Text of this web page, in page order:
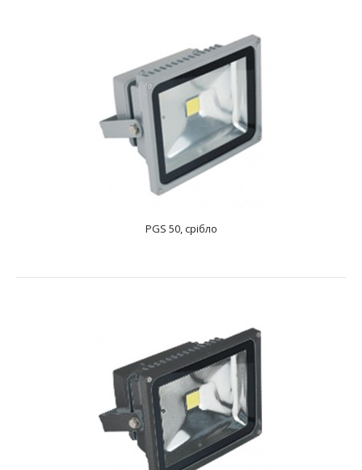
PGS 30, срібло
світла: 1LEDНапруга: 85-265 ВКолірна температу..
PGS 50, срібло